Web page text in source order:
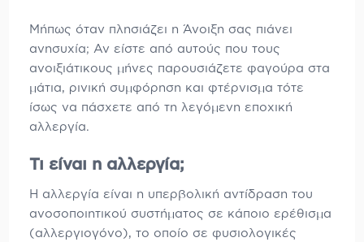
Μήπως όταν πλησιάζει η Άνοιξη σας πιάνει
ανησυχία; Αν είστε από αυτούς που τους
ανοιξιάτικους μήνες παρουσιάζετε φαγούρα στα
μάτια, ρινική συμφόρηση και φτέρνισμα τότε
ίσως να πάσχετε από τη λεγόμενη εποχική
αλλεργία.
Τι είναι η αλλεργία;
Η αλλεργία είναι η υπερβολική αντίδραση του
ανοσοποιητικού συστήματος σε κάποιο ερέθισμα
(αλλεργιογόνο), το οποίο σε φυσιολογικές